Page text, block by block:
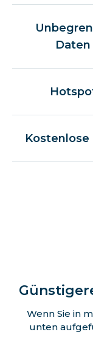
Daten
Kostenlose
Wenn Sie in
unten